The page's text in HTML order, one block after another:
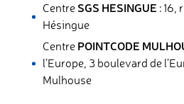
Centre SGS HESINGUE : 16,
Hésingue
Centre POINTCODE
l’Europe, 3 boulevard de
Mulhouse